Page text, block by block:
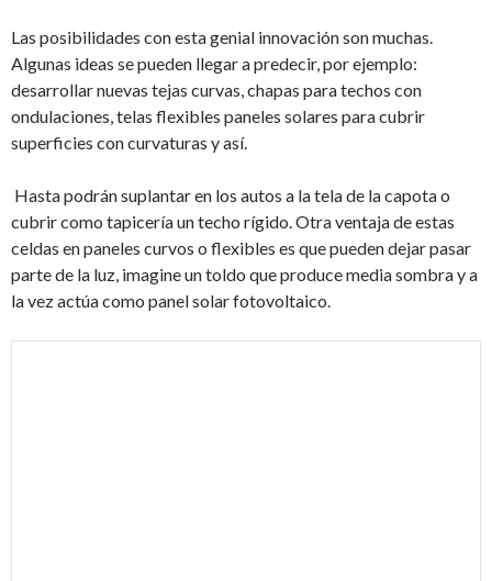
Las posibilidades con esta genial innovación son muchas.
Algunas ideas se pueden llegar a predecir, por ejemplo:
desarrollar nuevas tejas curvas, chapas para techos con
ondulaciones, telas flexibles paneles solares para cubrir
superficies con curvaturas y así.
Hasta podrán suplantar en los autos a la tela de la capota o
cubrir como tapicería un techo rígido. Otra ventaja de estas
celdas en paneles curvos o flexibles es que pueden dejar pasar
parte de la luz, imagine un toldo que produce media sombra y a
la vez actúa como panel solar fotovoltaico.